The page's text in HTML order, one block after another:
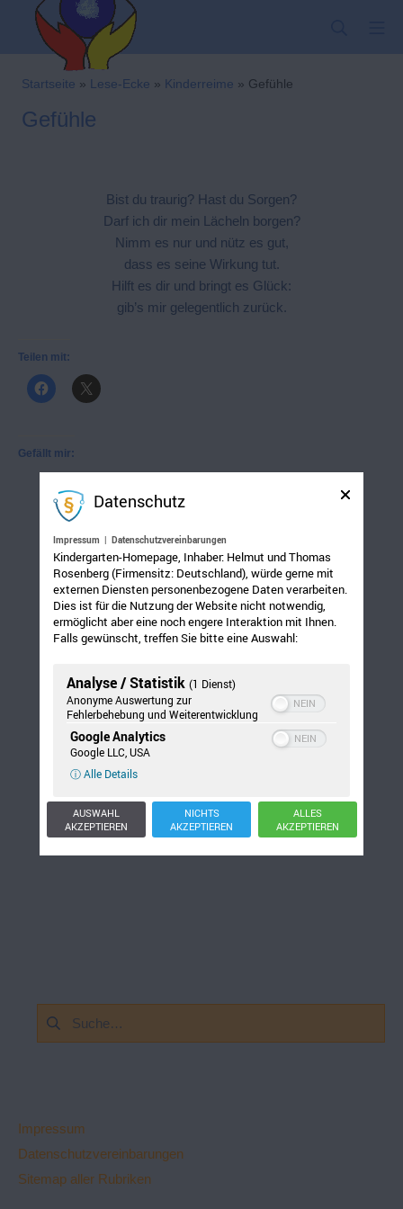
springen
Kindergarten-
Startseite » Lese-Ecke » Kinderreime » Gefühle
Gefühle
Bist du traurig? Hast du Sorgen?
Darf ich dir mein Lächeln borgen?
Nimm es nur und nütz es gut,
dass es seine Wirkung tut.
Hilft es dir und bringt es Glück:
gib’s mir gelegentlich zurück.
Teilen mit:
Gefällt mir:
Suchen
nach:
Impressum
Datenschutzvereinbarungen
Sitemap aller Rubriken
Datenschutz
Impressum | Datenschutzvereinbarungen
Kindergarten-Homepage, Inhaber: Helmut und Thomas
Rosenberg (Firmensitz: Deutschland), würde gerne mit
externen Diensten personenbezogene Daten verarbeiten.
Dies ist für die Nutzung der Website nicht notwendig,
ermöglicht aber eine noch engere Interaktion mit Ihnen.
Falls gewünscht, treffen Sie bitte eine Auswahl:
Analyse / Statistik (1 Dienst)
Anonyme Auswertung zur
Fehlerbehebung und Weiterentwicklung
Google Analytics
Google LLC, USA
ⓘ Alle Details
AUSWAHL
AKZEPTIEREN
NICHTS
AKZEPTIEREN
ALLES
AKZEPTIEREN